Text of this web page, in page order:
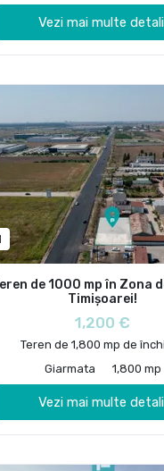
Vezi mai multe
de 1000 mp în Zona
Timișoarei!
1,200 €
Teren de 1,800 mp de
Giarmata
1,800 mp
Vezi mai multe